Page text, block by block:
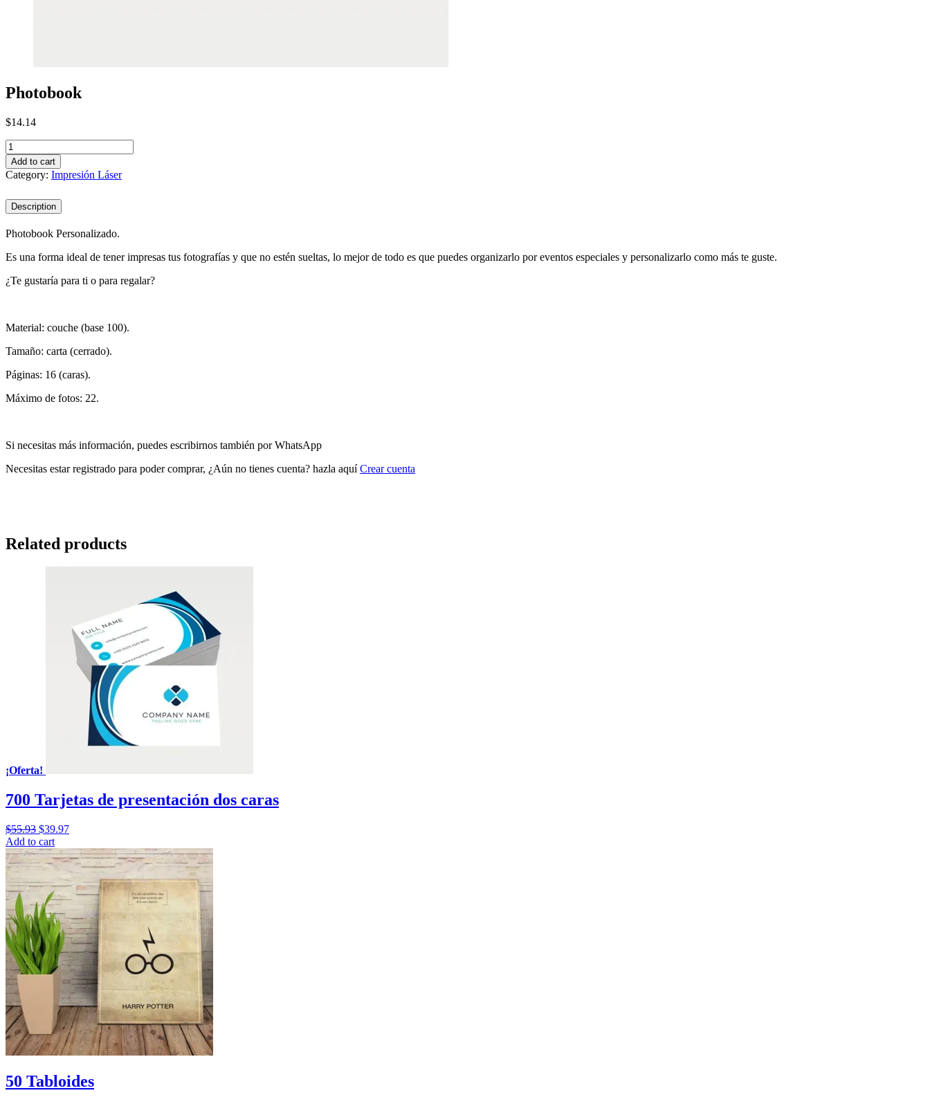
Photobook
$14.14
Photobook
quantity
Add to cart
Category: Impresión Láser
Description
Photobook Personalizado.
Es una forma ideal de tener impresas tus fotografías y que no estén sueltas, lo mejor de todo es que puedes organizarlo por eventos especiales y personalizarlo como más te guste.
¿Te gustaría para ti o para regalar?
Material: couche (base 100).
Tamaño: carta (cerrado).
Páginas: 16 (caras).
Máximo de fotos: 22.
Si necesitas más información, puedes escribirnos también por WhatsApp
Necesitas estar registrado para poder comprar, ¿Aún no tienes cuenta? hazla aquíCrear cuenta
Related products
¡Oferta!
700 Tarjetas de presentación dos caras
$55.93 $39.97
Add to cart
50 Tabloides